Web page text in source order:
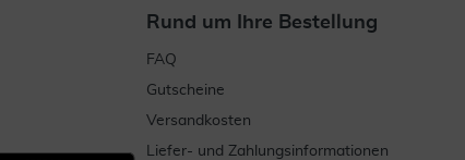
Rund um Ihre Bestellung
FAQ
Gutscheine
Versandkosten
Liefer- und Zahlungsinformationen